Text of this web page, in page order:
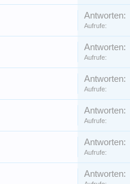
Antworten:
Aufrufe:
Antworten:
Aufrufe:
Antworten:
Aufrufe:
Antworten:
Aufrufe:
Antworten:
Aufrufe:
Antworten: